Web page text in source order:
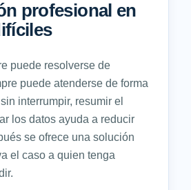
profesional en
puede resolverse de
puede atenderse de forma
interrumpir, resumir el
los datos ayuda a reducir
se ofrece una solución
el caso a quien tenga